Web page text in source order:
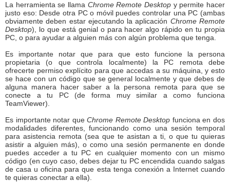
La herramienta se llama Chrome Remote Desktop y permite hacer
justo eso: Desde otra PC o móvil puedes controlar una PC (ambas
obviamente deben estar ejecutando la aplicación Chrome Remote
Desktop), lo que está genial o para hacer algo rápido en tu propia
PC, o para ayudar a alguien más con algún problema que tenga.
Es importante notar que para que esto funcione la persona
propietaria (o que controla localmente) la PC remota debe
ofrecerte permiso explícito para que accedas a su máquina, y esto
se hace con un código que se general localmente y que debes de
alguna manera hacer saber a la persona remota para que se
conecte a tu PC (de forma muy similar a como funciona
TeamViewer).
Es importante notar queChrome Remote Desktop funciona en dos
modalidades diferentes, funcionando como una sesión temporal
para asistencia remota (sea que te asistan a ti, o que tu quieras
asistir a alguien más), o como una sesión permanente en donde
puedes acceder a tu PC en cualquier momento con un mismo
código (en cuyo caso, debes dejar tu PC encendida cuando salgas
de casa u oficina para que esta tenga conexión a Internet cuando
te quieras conectar a ella).